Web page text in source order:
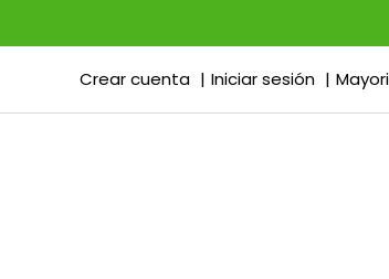
Crear cuenta Iniciar sesión